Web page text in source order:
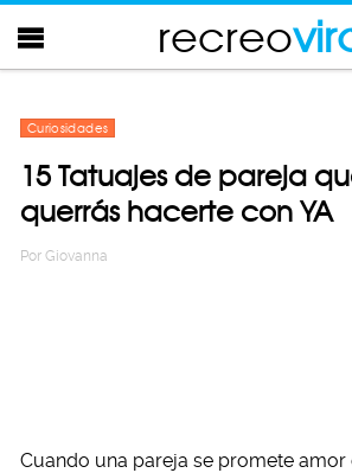
recreo
Curiosidades
15 Tatuajes de pareja
querrás hacerte con YA
Por Giovanna
Cuando una pareja se promete amor